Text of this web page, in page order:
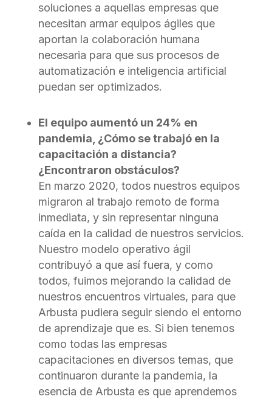
soluciones a aquellas empresas que
necesitan armar equipos ágiles que
aportan la colaboración humana
necesaria para que sus procesos de
automatización e inteligencia artificial
puedan ser optimizados.
El equipo aumentó un 24% en
pandemia, ¿Cómo se trabajó en la
capacitación a distancia?
¿Encontraron obstáculos?
En marzo 2020, todos nuestros equipos
migraron al trabajo remoto de forma
inmediata, y sin representar ninguna
caída en la calidad de nuestros servicios.
Nuestro modelo operativo ágil
contribuyó a que así fuera, y como
todos, fuimos mejorando la calidad de
nuestros encuentros virtuales, para que
Arbusta pudiera seguir siendo el entorno
de aprendizaje que es. Si bien tenemos
como todas las empresas
capacitaciones en diversos temas, que
continuaron durante la pandemia, la
esencia de Arbusta es que aprendemos